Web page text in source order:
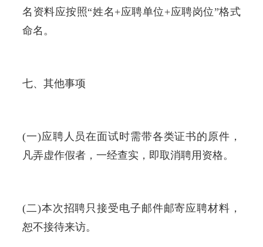
名资料应按照“姓名+应聘单位+应聘岗位”格式
命名。
七、其他事项
(一)应聘人员在面试时需带各类证书的原件，
凡弄虚作假者，一经查实，即取消聘用资格。
(二)本次招聘只接受电子邮件邮寄应聘材料，
恕不接待来访。